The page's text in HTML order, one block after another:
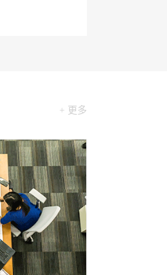
+ 更多